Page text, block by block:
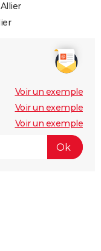
Voir un exemple
Voir un exemple
Voir un exemple